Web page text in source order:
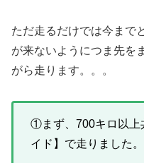
ただ走るだけでは今まで
が来ないようにつま先を
がら走ります。。。
①まず、700キロ以上
イド】で走りました。